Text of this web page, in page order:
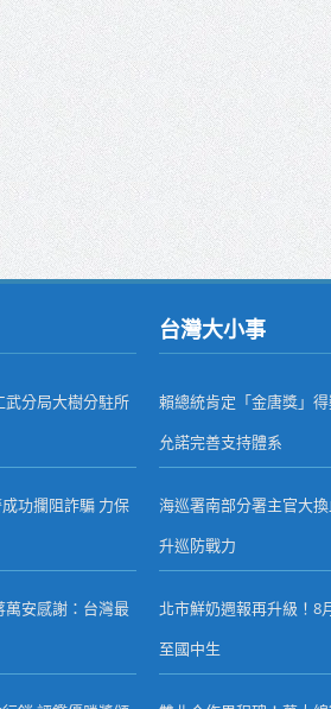
武分局大樹分駐所
功攔阻詐騙 力保
萬安感謝：台灣最
台灣大小事
賴總統肯定「金唐獎」
允諾完善支持體系
海巡署南部分署主官大
升巡防戰力
北市鮮奶週報再升級！8
至國中生